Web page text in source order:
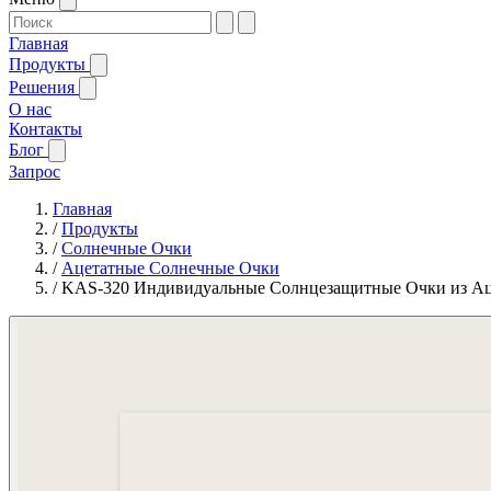
Главная
Продукты
Решения
О нас
Контакты
Блог
Запрос
Главная
/Продукты
/Солнечные Очки
/ Ацетатные Солнечные Очки
/KAS-320 Индивидуальные Солнцезащитные Очки из